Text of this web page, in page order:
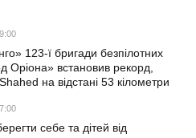
123-ї бригади безпілотних
Оріона» встановив рекорд,
на відстані 53 кілометри
себе та дітей від